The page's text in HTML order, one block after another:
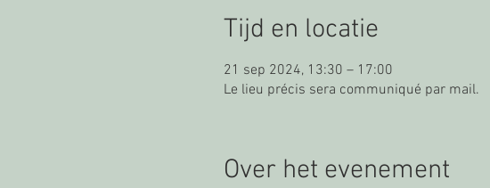
Tijd en locatie
21 sep 2024, 13:30 – 17:00
Le lieu précis sera communiqué par mail.
Over het evenement